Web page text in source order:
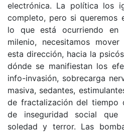
electrónica. La política los
completo, pero si queremos
lo que está ocurriendo en
milenio, necesitamos
esta dirección, hacia la
dónde se manifiestan los
info-invasión, sobrecarga
masiva, sedantes,
de fractalización del tiempo
de inseguridad social
soledad y terror. Las